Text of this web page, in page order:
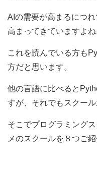
AIの需要が高まるにつ
高まってきていますよね
これを読んでいる方も
方だと思います。
他の言語に比べると
すが、それでもスクー
そこでプログラミング
メのスクールを８つご紹